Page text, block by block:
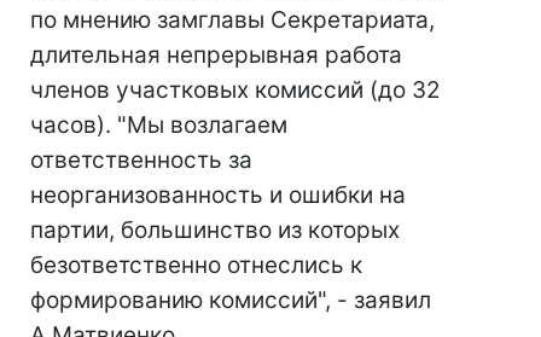
по мнению замглавы Секретариата,
длительная непрерывная работа
членов участковых комиссий (до 32
часов). "Мы возлагаем
ответственность за
неорганизованность и ошибки на
партии, большинство из которых
безответственно отнеслись к
формированию комиссий", - заявил